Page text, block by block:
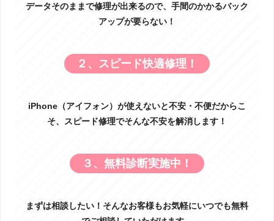
投稿: 2026-07-29
こんにちは！iPhone・Android修理ならお任せください。スマートク
リア ドン・キホーテ小樽店です。 SNSで「ハンマーで叩いても割れ
データそのままで修理が出来るので、手間のかかるバック
アップが要らない！
２、スピード快適修理！
iPhone（アイフォン）が使えないと不安・不便だからこ
そ、スピード修理でそんな不安を解消します！
３、無料診断実施中！
まずは相談したい！そんなお客様もお気軽にいつでも無料